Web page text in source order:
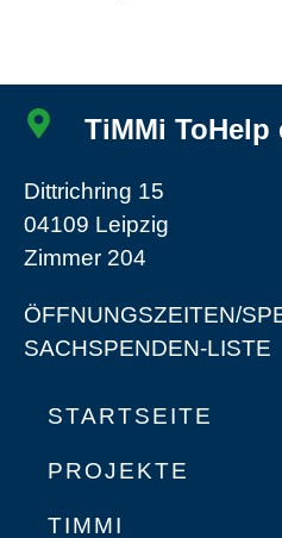
TiMMi ToHelp
Dittrichring 15
04109 Leipzig
Zimmer 204
ÖFFNUNGSZEITEN/
SACHSPENDEN-LISTE
STARTSEITE
PROJEKTE
TIMMI